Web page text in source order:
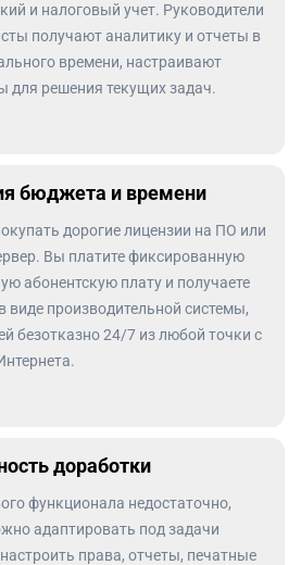
и налоговый учет. Руководители
получают аналитику и отчеты в
времени, настраивают
для решения текущих задач.
бюджета и времени
дорогие лицензии на ПО или
Вы платите фиксированную
абонентскую плату и получаете
виде производительной системы,
безотказно 24/7 из любой точки с
доработки
функционала недостаточно,
адаптировать под задачи
права, отчеты, печатные